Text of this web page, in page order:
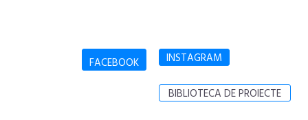
FACEBOOK INSTAGRAM
BIBLIOTECA DE PROIECTE